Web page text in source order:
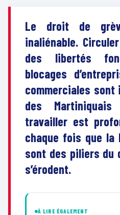
Le droit de
inaliénable.
des libertés
blocages
commerciales sont
des
travailler est
chaque fois que
sont des piliers du
s’érodent.
À LIRE ÉGALEMENT